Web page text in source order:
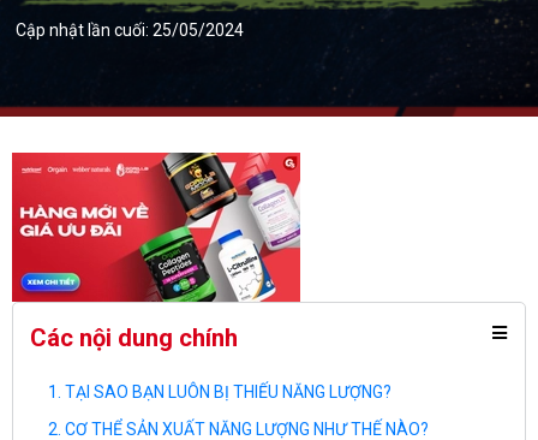
Cập nhật lần cuối: 25/05/2024
Các nội dung chính
TẠI SAO BẠN LUÔN BỊ THIẾU NĂNG LƯỢNG?
CƠ THỂ SẢN XUẤT NĂNG LƯỢNG NHƯ THẾ NÀO?